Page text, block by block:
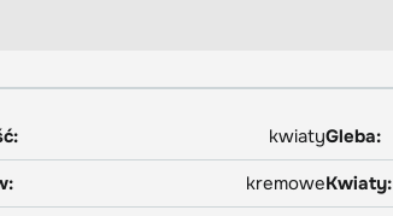
kwiatyGleba:
kremoweKwiaty: